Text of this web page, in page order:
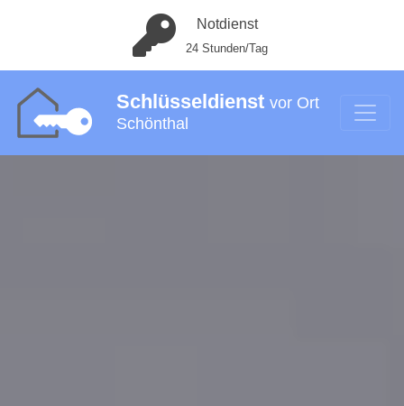
Notdienst
24 Stunden/Tag
Schlüsseldienst vor Ort
Schönthal